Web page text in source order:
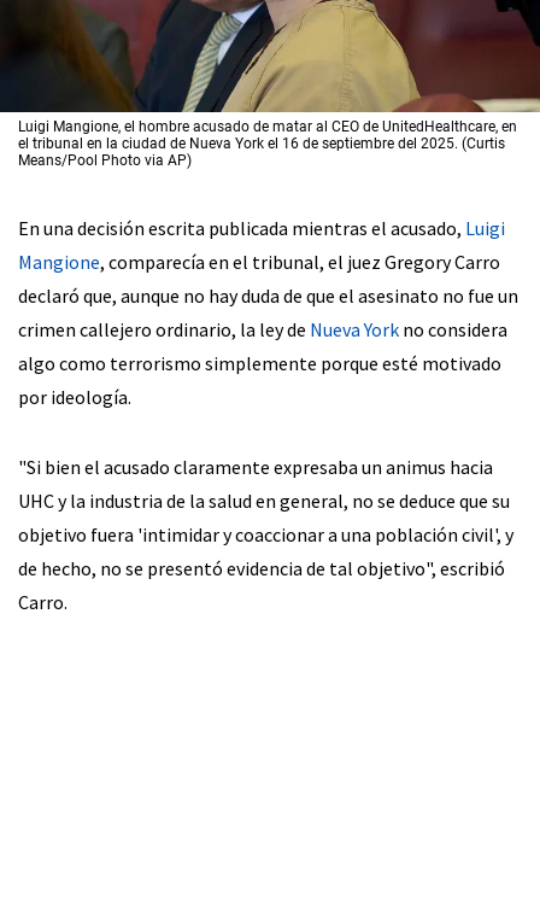
Luigi Mangione, el hombre acusado de matar al CEO de UnitedHealthcare, en
el tribunal en la ciudad de Nueva York el 16 de septiembre del 2025. (Curtis
Means/Pool Photo via AP)
En una decisión escrita publicada mientras el acusado, Luigi
Mangione, comparecía en el tribunal, el juez Gregory Carro
declaró que, aunque no hay duda de que el asesinato no fue un
crimen callejero ordinario, la ley de Nueva York no considera
algo como terrorismo simplemente porque esté motivado
por ideología.
"Si bien el acusado claramente expresaba un animus hacia
UHC y la industria de la salud en general, no se deduce que su
objetivo fuera 'intimidar y coaccionar a una población civil', y
de hecho, no se presentó evidencia de tal objetivo", escribió
Carro.